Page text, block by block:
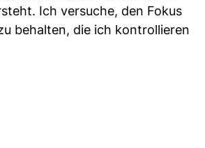
Ich versuche, den Fokus
behalten, die ich kontrollieren